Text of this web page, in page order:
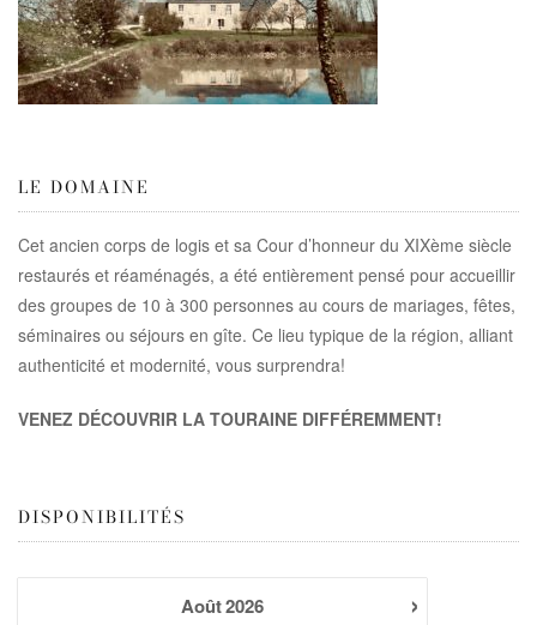
LE DOMAINE
Cet ancien corps de logis et sa Cour d’honneur du XIXème siècle
restaurés et réaménagés, a été entièrement pensé pour accueillir
des groupes de 10 à 300 personnes au cours de mariages, fêtes,
séminaires ou séjours en gîte. Ce lieu typique de la région, alliant
authenticité et modernité, vous surprendra!
VENEZ DÉCOUVRIR LA TOURAINE DIFFÉREMMENT!
DISPONIBILITÉS
›
Août2026